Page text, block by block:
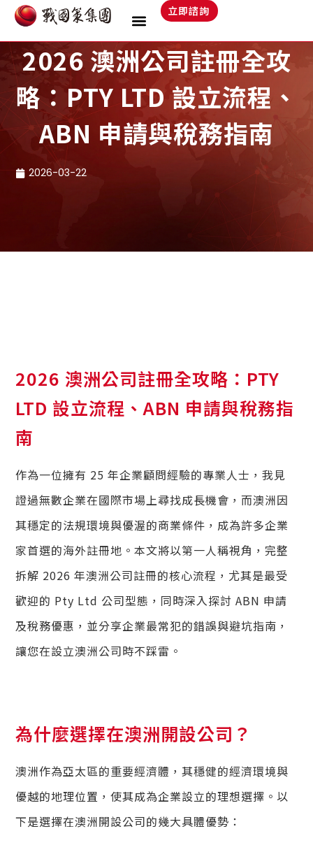
主
容
立即諮詢
2026 澳洲公司註冊全攻
略：PTY LTD 設立流程、
ABN 申請與稅務指南
2026-03-22
2026 澳洲公司註冊全攻略：PTY
LTD 設立流程、ABN 申請與稅務指
南
作為一位擁有 25 年企業顧問經驗的專業人士，我見
證過無數企業在國際市場上尋找成長機會，而澳洲因
其穩定的法規環境與優渥的商業條件，成為許多企業
家首選的海外註冊地。本文將以第一人稱視角，完整
拆解 2026 年澳洲公司註冊的核心流程，尤其是最受
歡迎的 Pty Ltd 公司型態，同時深入探討 ABN 申請
及稅務優惠，並分享企業最常犯的錯誤與避坑指南，
讓您在設立澳洲公司時不踩雷。
為什麼選擇在澳洲開設公司？
澳洲作為亞太區的重要經濟體，其穩健的經濟環境與
優越的地理位置，使其成為企業設立的理想選擇。以
下是選擇在澳洲開設公司的幾大具體優勢：